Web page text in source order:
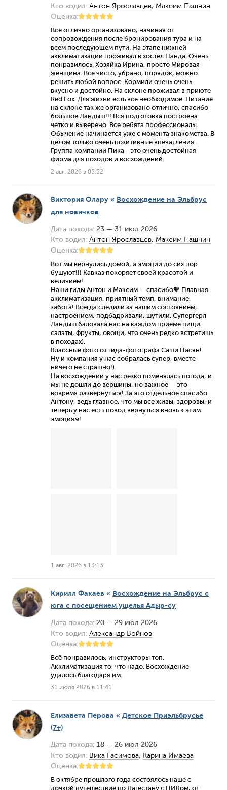
Кто водил: Антон Ярославцев, Максим Пашнин
Оценка:
Все отлично организовано, начиная от
сопровождения после бронирования тура и на
всем последующем пути. На этапе нижней
акклиматизации проживал в хостел Панда. Очень
понравилось. Хозяйка Ирина, просто Мировая
женщина. Все чисто, убрано, порядок, можно
решить любой вопрос. Кормили очень очень
вкусно и достойно. На склоне проживал в приюте
Red Fox. Для жизни есть все необходимое. Питание
на склоне так же организовано отлично, спасибо
большое Ландыш!!! Вся подготовка построена
четко и выверено. Все ребята профессионалы.
Обычение начинается уже с момента знакомства. В
целом только очень позитивные впечатления.
Группа компании Пика - это очень достойная
фирма для походов и восхождений.
2 авг. 2026 в 05:52
Виктория Олару « Восхождение на Эльбрус
для новичков
Дата похода: 23 — 31 июл 2026
Кто водил: Антон Ярославцев, Максим Пашнин
Оценка:
Вот мы вернулись домой, а эмоции до сих пор
бушуют!!! Кавказ покоряет своей красотой и
величием!
Наши гиды Антон и Максим — спасибо🧡 Плавная
акклиматизация, приятный темп, внимание,
забота! Всегда следили за нашим состоянием,
настроением, подбадривали, шутили. Супергерл
Ландыш баловала нас на каждом приеме пищи:
салаты, фрукты, овощи, что очень редко встретишь
в походах).
Классные фото от гида-фотографа Саши Пасян!
Ну и компания у нас собралась супер, вместе
ничего не страшно!)
На восхождении у нас резко поменялась погода, и
мы не дошли до вершины, но важное — это
вовремя развернуться! За это отдельное спасибо
Антону, ведь главное, что мы все живы, здоровы, и
теперь у нас есть повод вернуться вновь к этим
эмоциям!
1 авг. 2026 в 13:13
Кирилл Факаев « Восхождение на Эльбрус с
юга с посещением ущелья Адыр-су
Дата похода: 20 — 29 июл 2026
Кто водил: Александр Войнов
Оценка:
Всё понравилось, инструкторы топ.
Акклиматизация то, что надо. Восхождение
удалось благодаря им.
31 июля 2026 в 11:41
Елизавета Перова « Детское Приэльбрусье
(7+)
Дата похода: 18 — 26 июл 2026
Кто водил: Вика Гасимова, Карина Имаева
Оценка:
В октябре прошлого года состоялось наше с
дочкой путешествие по Дагестану с ПИКом, от